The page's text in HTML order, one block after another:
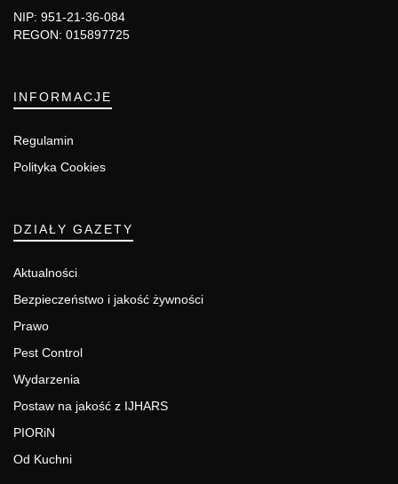
NIP: 951-21-36-084
REGON: 015897725
INFORMACJE
Regulamin
Polityka Cookies
DZIAŁY GAZETY
Aktualności
Bezpieczeństwo i jakość żywności
Prawo
Pest Control
Wydarzenia
Postaw na jakość z IJHARS
PIORiN
Od Kuchni